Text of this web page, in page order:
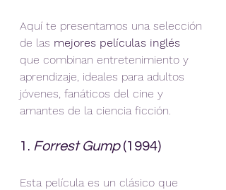
Aquí te presentamos una selección
de las mejores películas inglés
que combinan entretenimiento y
aprendizaje, ideales para adultos
jóvenes, fanáticos del cine y
amantes de la ciencia ficción.
1. Forrest Gump (1994)
Esta película es un clásico que